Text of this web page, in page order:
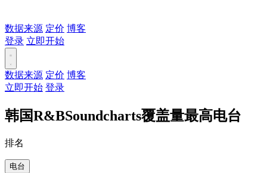
数据来源 定价 博客
登录 立即开始
数据来源 定价 博客
立即开始 登录
韩国R&BSoundcharts覆盖量最高电台
排名
电台